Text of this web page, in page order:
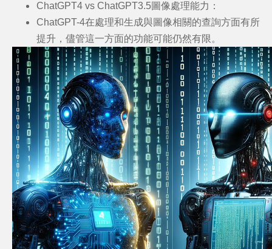
ChatGPT4 vs ChatGPT3.5圖像處理能力 ：
ChatGPT-4在處理和生成與圖像相關的查詢方面有所
提升，儘管這一方面的功能可能仍然有限。